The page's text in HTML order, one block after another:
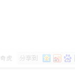
奇虎